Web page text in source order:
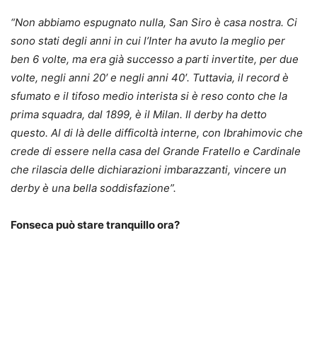
“Non abbiamo espugnato nulla, San Siro è casa nostra. Ci
sono stati degli anni in cui l’Inter ha avuto la meglio per
ben 6 volte, ma era già successo a parti invertite, per due
volte, negli anni 20′ e negli anni 40′. Tuttavia, il record è
sfumato e il tifoso medio interista si è reso conto che la
prima squadra, dal 1899, è il Milan. Il derby ha detto
questo. Al di là delle difficoltà interne, con Ibrahimovic che
crede di essere nella casa del Grande Fratello e Cardinale
che rilascia delle dichiarazioni imbarazzanti, vincere un
derby è una bella soddisfazione”.
Fonseca può stare tranquillo ora?